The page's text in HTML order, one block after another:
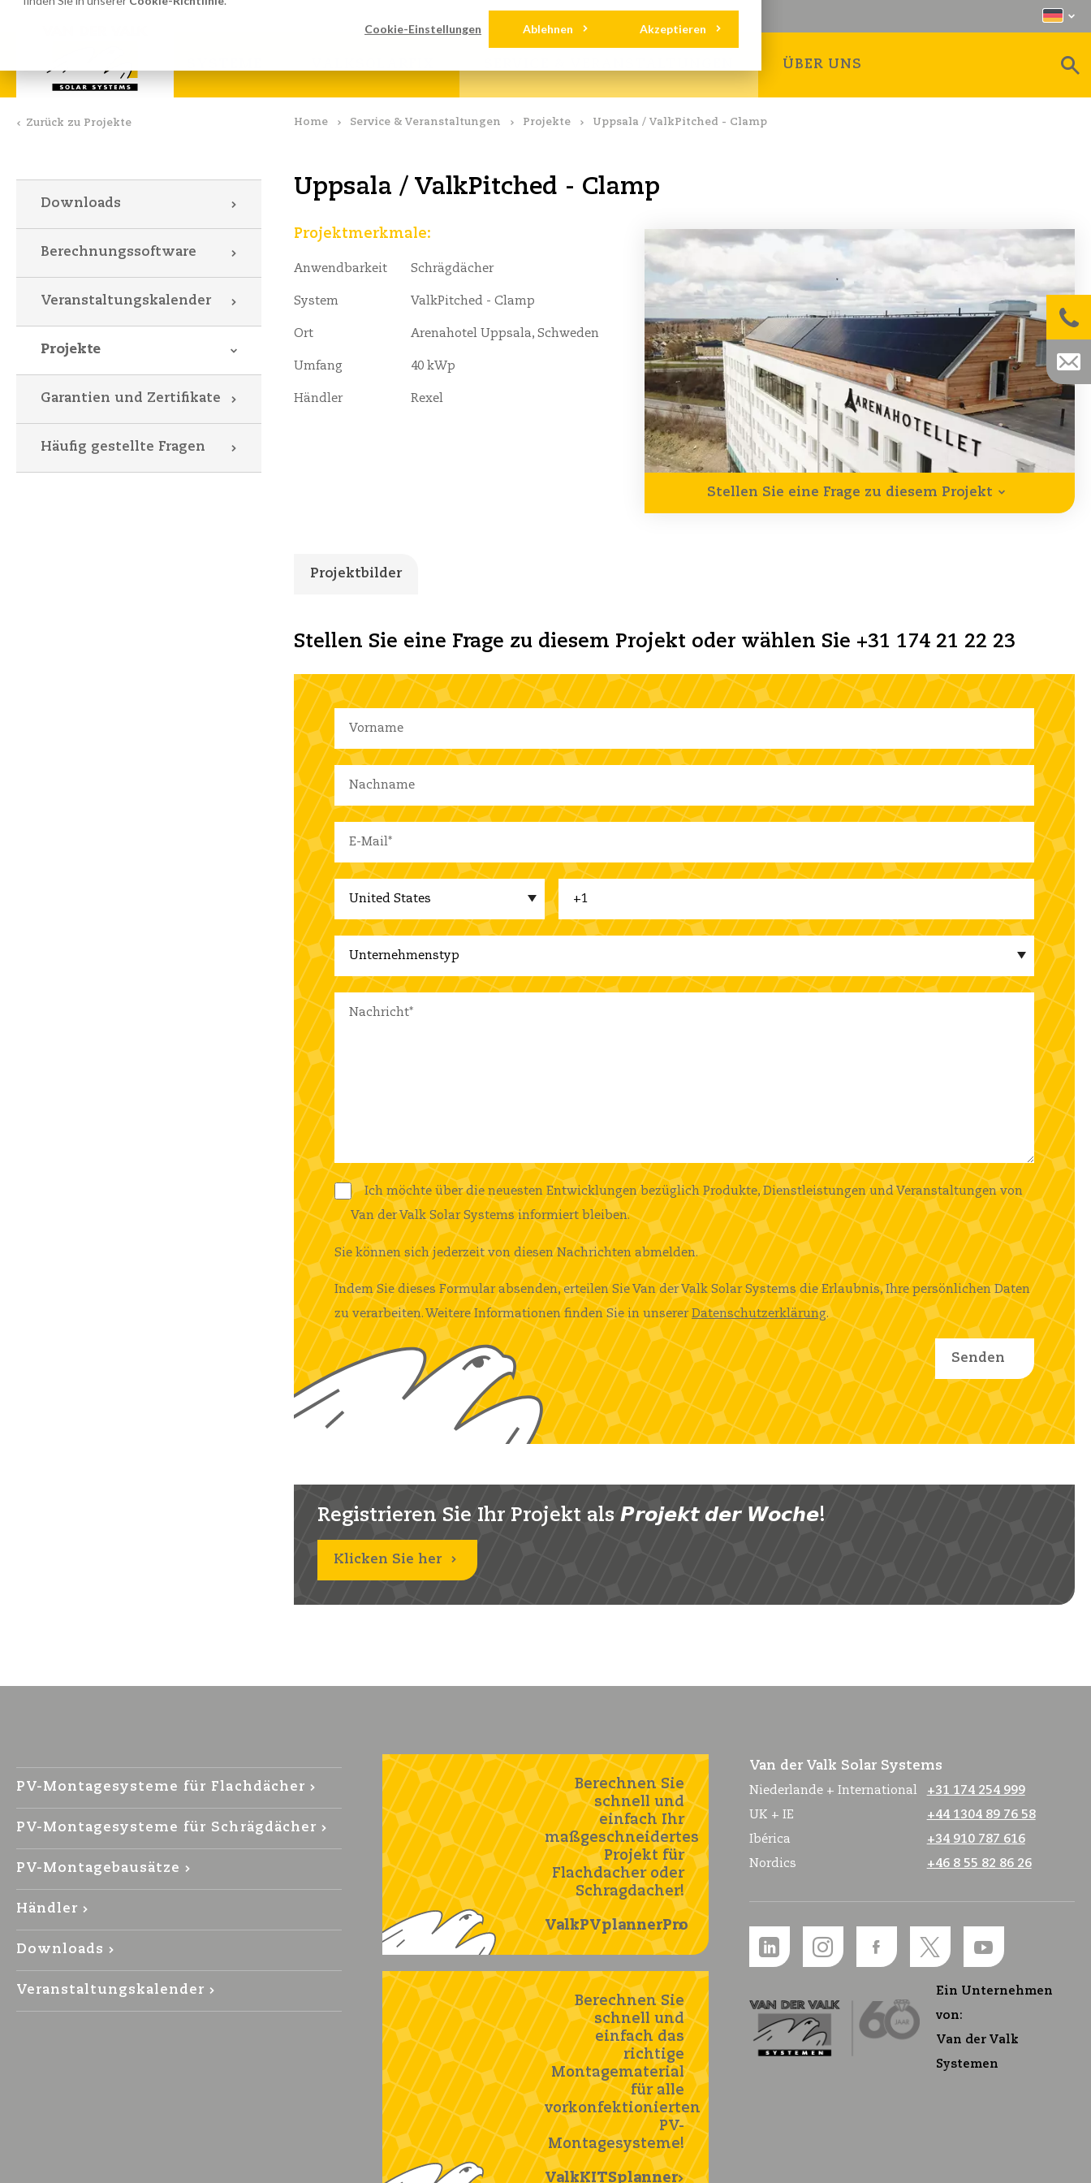
Cookie-Einstellungen Akzeptieren
Ablehnen
ÜBER UNS
Home Service & Veranstaltungen Projekte Uppsala / ValkPitched - Clamp
Uppsala / ValkPitched - Clamp
Stellen Sie eine Frage zu diesem Projekt
Projektmerkmale:
Anwendbarkeit Schrägdächer
System ValkPitched - Clamp
Ort Arenahotel Uppsala, Schweden
Umfang 40 kWp
Händler Rexel
Projektbilder
Stellen Sie eine Frage zu diesem Projekt oder wählen Sie +31 174 21 22 23
Ich möchte über die neuesten Entwicklungen bezüglich Produkte, Dienstleistungen und Veranstaltungen von
Van der Valk Solar Systems informiert bleiben.
Sie können sich jederzeit von diesen Nachrichten abmelden.
Indem Sie dieses Formular absenden, erteilen Sie Van der Valk Solar Systems die Erlaubnis, Ihre persönlichen Daten
zu verarbeiten. Weitere Informationen finden Sie in unserer Datenschutzerklärung.
Registrieren Sie Ihr Projekt als 𝙋𝙧𝙤𝙟𝙚𝙠𝙩 𝙙𝙚𝙧 𝙒𝙤𝙘𝙝𝙚!
Klicken Sie her
Zurück zu Projekte
Downloads
Berechnungssoftware
Veranstaltungskalender
Projekte
Garantien und Zertifikate
Häufig gestellte Fragen
PV-Montagesysteme für Flachdächer
PV-Montagesysteme für Schrägdächer
PV-Montagebausätze
Händler
Downloads
Veranstaltungskalender
Berechnen Sie
schnell und
einfach Ihr
maßgeschneidertes
Projekt für
Flachdacher oder
Schragdacher!
ValkPVplannerPro
Berechnen Sie
schnell und
einfach das
richtige
Montagematerial
für alle
vorkonfektionierten
PV-
Montagesysteme!
ValkKITSplanner
Van der Valk Solar Systems
Niederlande + International
+31 174 254 999
UK + IE
+44 1304 89 76 58
Ibérica
+34 910 787 616
Nordics
+46 8 55 82 86 26
Ein Unternehmen
von:
Van der Valk
Systemen